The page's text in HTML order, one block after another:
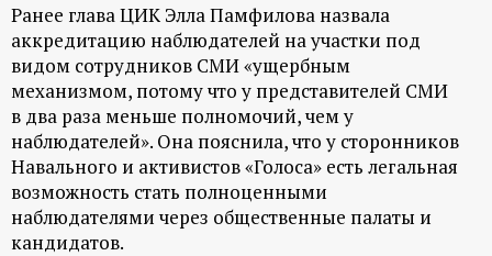
Ранее глава ЦИК Элла Памфилова назвала
аккредитацию наблюдателей на участки под
видом сотрудников СМИ «ущербным
механизмом, потому что у представителей СМИ
в два раза меньше полномочий, чем у
наблюдателей». Она пояснила, что у сторонников
Навального и активистов «Голоса» есть легальная
возможность стать полноценными
наблюдателями через общественные палаты и
кандидатов.